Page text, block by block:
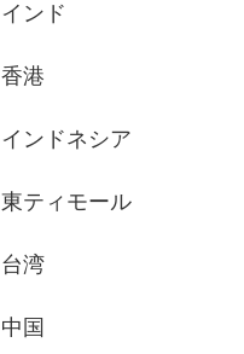
インド
香港
インドネシア
東ティモール
台湾
中国